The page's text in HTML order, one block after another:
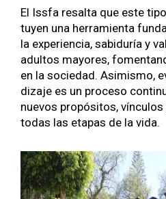
El Iss­fa resalta que este
tuyen una her­ramien­ta
la expe­ri­en­cia, sabiduría y
adul­tos may­ores,
en la sociedad. Asimis­mo,
diza­je es un pro­ce­so
nuevos propósi­tos,
todas las eta­pas de la vida.